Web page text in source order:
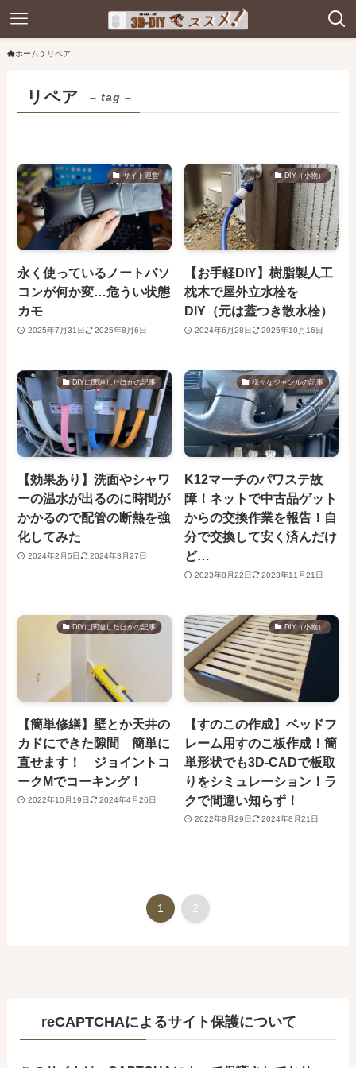
ホーム リペア
リペア – tag –
サイト運営
永く使っているノートパソ
コンが何か変…危うい状態
カモ
2025年7月31日 2025年8月6日
DIY（小物）
【お手軽DIY】樹脂製人工
枕木で屋外立水栓を
DIY（元は蓋つき散水栓）
2024年6月28日 2025年10月16日
DIYに関連したほかの記事
【効果あり】洗面やシャワ
ーの温水が出るのに時間が
かかるので配管の断熱を強
化してみた
2024年2月5日 2024年3月27日
様々なジャンルの記事
K12マーチのパワステ故
障！ネットで中古品ゲット
からの交換作業を報告！自
分で交換して安く済んだけ
ど…
2023年8月22日 2023年11月21日
DIYに関連したほかの記事
【簡単修繕】壁とか天井の
カドにできた隙間 簡単に
直せます！ ジョイントコ
ークMでコーキング！
2022年10月19日 2024年4月26日
DIY（小物）
【すのこの作成】ベッドフ
レーム用すのこ板作成！簡
単形状でも3D-CADで板取
りをシミュレーション！ラ
クで間違い知らず！
2022年8月29日 2024年8月21日
1 2
reCAPTCHAによるサイト保護について